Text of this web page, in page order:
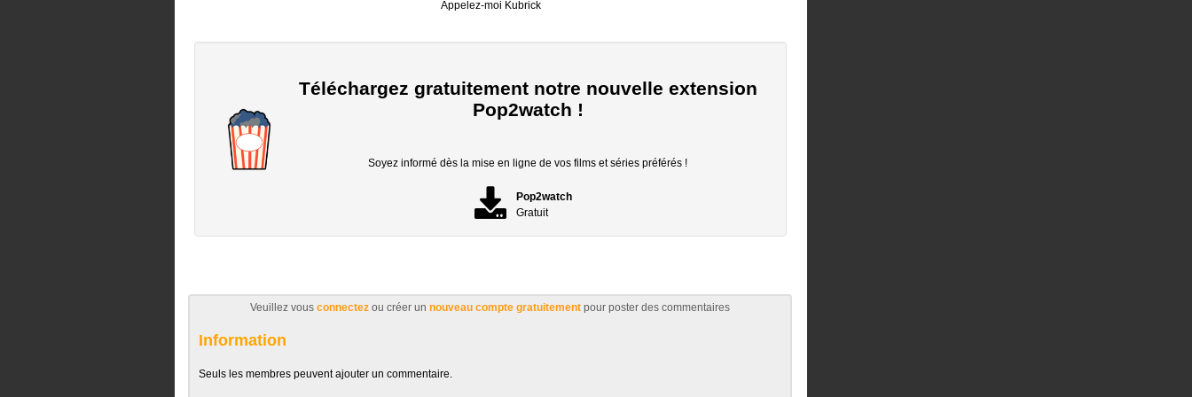
Appelez-moi Kubrick
Téléchargez gratuitement notre nouvelle extension
Pop2watch !
Soyez informé dès la mise en ligne de vos films et séries préférés !
Pop2watch
Gratuit
Veuillez vous connectez ou créer un nouveau compte gratuitement pour poster des commentaires
Information
Seuls les membres peuvent ajouter un commentaire.